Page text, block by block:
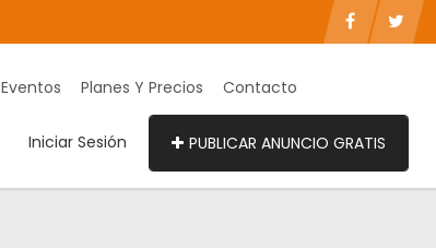
Eventos Planes Y Precios Contacto
Iniciar Sesión PUBLICAR ANUNCIO GRATIS